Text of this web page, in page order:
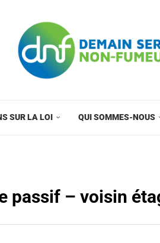
SUR LA LOI QUI SOMMES-NOUS
passif – voisin